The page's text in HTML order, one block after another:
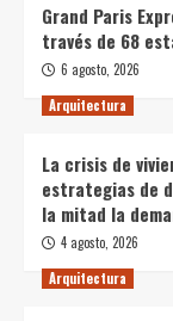
Grand Paris
través de 68
6 agosto, 2026
Arquitectura
La crisis de
estrategias de
la mitad la
4 agosto, 2026
Arquitectura